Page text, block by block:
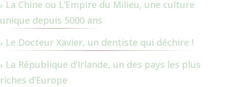
La Chine ou L’Empire du Milieu, une culture
unique depuis 5000 ans
Le Docteur Xavier, un dentiste qui déchire !
La République d’Irlande, un des pays les plus
riches d’Europe